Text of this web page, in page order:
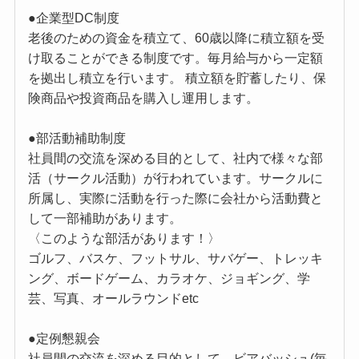
●企業型DC制度
老後のための資金を積立て、60歳以降に積立額を受
け取ることができる制度です。毎月給与から一定額
を拠出し積立を行います。 積立額を貯蓄したり、保
険商品や投資商品を購入し運用します。
●部活動補助制度
社員間の交流を深める目的として、社内で様々な部
活（サークル活動）が行われています。サークルに
所属し、実際に活動を行った際に会社から活動費と
して一部補助があります。
〈このような部活があります！〉
ゴルフ、バスケ、フットサル、サバゲー、トレッキ
ング、ボードゲーム、カラオケ、ジョギング、学
芸、写真、オールラウンドetc
●定例懇親会